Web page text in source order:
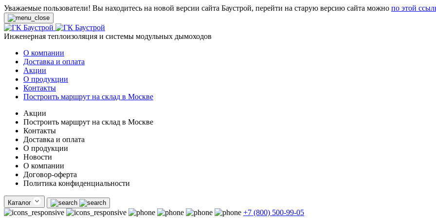
Уважаемые пользователи! Вы находитесь на новой версии сайта Баустрой, перейти на старую версию сайта можно по этой
Инженерная теплоизоляция и системы модульных дымоходов
О компании
Доставка и оплата
Акции
О продукции
Контакты
Построить маршрут на склад в Москве
Акции
Построить маршрут на склад в Москве
Контакты
Доставка и оплата
О продукции
Новости
О компании
Договор-оферта
Политика конфиденциальности
Каталог
+7 (800) 500-99-05